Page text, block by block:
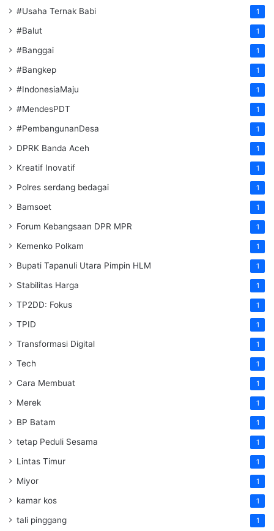
#Usaha Ternak Babi 1
#Balut 1
#Banggai 1
#Bangkep 1
#IndonesiaMaju 1
#MendesPDT 1
#PembangunanDesa 1
DPRK Banda Aceh 1
Kreatif Inovatif 1
Polres serdang bedagai 1
Bamsoet 1
Forum Kebangsaan DPR MPR 1
Kemenko Polkam 1
‎Bupati Tapanuli Utara Pimpin HLM 1
Stabilitas Harga 1
TP2DD: Fokus 1
TPID 1
Transformasi Digital 1
Tech 1
Cara Membuat 1
Merek 1
BP Batam 1
tetap Peduli Sesama 1
Lintas Timur 1
Miyor 1
kamar kos 1
tali pinggang 1